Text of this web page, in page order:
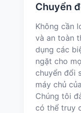
Chuyển
Không cần
và an toàn
dụng các
ngặt cho
chuyển đổi
máy chủ
Chúng tôi
có thể truy